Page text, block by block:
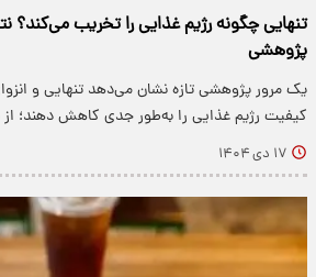
تنهایی چگونه رژیم غذایی را تخریب می‌کند؟
پژوهشی
یک مرور پژوهشی تازه نشان می‌دهد تنهایی و
کیفیت رژیم غذایی را به‌طور جدی کاهش دهند؛
۱۷ دی ۱۴۰۴